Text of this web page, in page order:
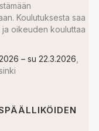
Koulutuksesta saa
oikeuden kouluttaa
– su 22.3.2026